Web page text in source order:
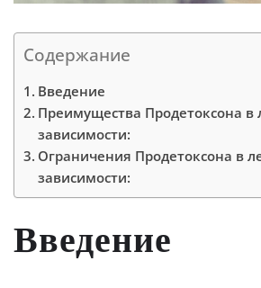
Содержание
Введение
Преимущества Продетоксона в
зависимости:
Ограничения Продетоксона в
зависимости:
Введение